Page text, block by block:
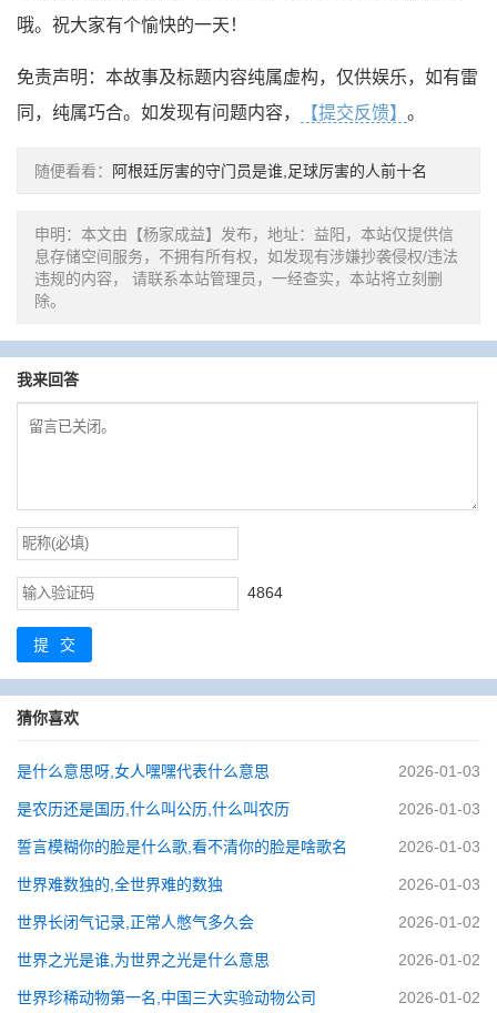
哦。祝大家有个愉快的一天！
免责声明：本故事及标题内容纯属虚构，仅供娱乐，如有雷
同，纯属巧合。如发现有问题内容，
【提交反馈】 。
随便看看： 阿根廷厉害的守门员是谁,足球厉害的人前十名
申明：本文由【杨家成益】发布，地址：益阳，本站仅提供信
息存储空间服务，不拥有所有权，如发现有涉嫌抄袭侵权/违法
违规的内容， 请联系本站管理员，一经查实，本站将立刻删
除。
我来回答
4864
提交
猜你喜欢
是什么意思呀,女人嘿嘿代表什么意思 2026-01-03
是农历还是国历,什么叫公历,什么叫农历 2026-01-03
誓言模糊你的脸是什么歌,看不清你的脸是啥歌名 2026-01-03
世界难数独的,全世界难的数独 2026-01-03
世界长闭气记录,正常人憋气多久会 2026-01-02
世界之光是谁,为世界之光是什么意思 2026-01-02
世界珍稀动物第一名,中国三大实验动物公司 2026-01-02